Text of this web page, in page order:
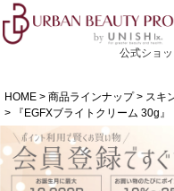
公式ショ
HOME 商品ラインナップ スキ
『EGFXブライトクリーム 30g』